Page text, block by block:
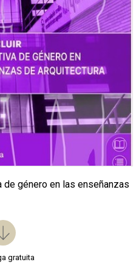
de género en las enseñanzas
gratuita